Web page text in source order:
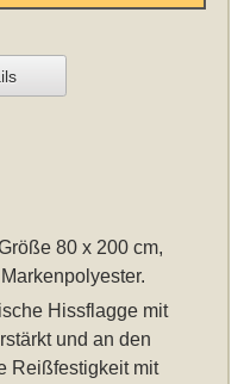
80 x 200 cm,
Hissflagge mit
und an den
Reißfestigkeit mit